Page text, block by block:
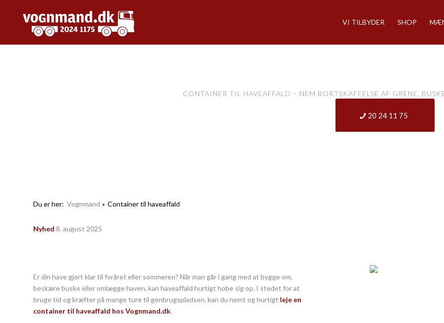
VI TILBYDER SHOP
Du er her: Vognmand » Container til haveaffald
CONTAINER TIL HAVEAFFALD – NEM BORTSKAFFELSE AF GRENE,
20 24 11 75
Nyhed 8. august 2025
Er din have gjort klar til foråret eller sommeren? Når man går i gang med at bygge om,
beskære buske eller omlægge haven, kan haveaffald hurtigt hobe sig op. I stedet for at
bruge tid og kræfter på mange ture til genbrugspladsen, kan du nemt og hurtigt leje en
container til haveaffald hos Vognmand.dk.